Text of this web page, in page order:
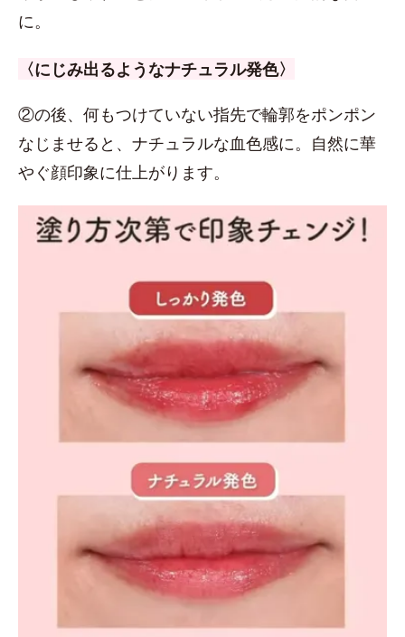
に。
〈にじみ出るようなナチュラル発色〉
②の後、何もつけていない指先で輪郭をポンポン
なじませると、ナチュラルな血色感に。自然に華
やぐ顔印象に仕上がります。